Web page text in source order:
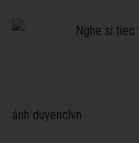
ảnh duyenclvn